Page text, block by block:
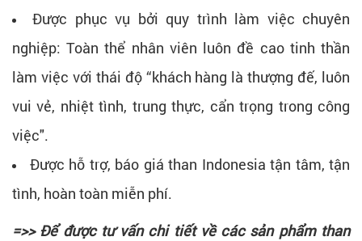
Được phục vụ bởi quy trình làm việc chuyên
nghiệp: Toàn thể nhân viên luôn đề cao tinh thần
làm việc với thái độ “khách hàng là thượng đế, luôn
vui vẻ, nhiệt tình, trung thực, cẩn trọng trong công
việc".
Được hỗ trợ, báo giá than Indonesia tận tâm, tận
tình, hoàn toàn miễn phí.
=>> Để được tư vấn chi tiết về các sản phẩm than